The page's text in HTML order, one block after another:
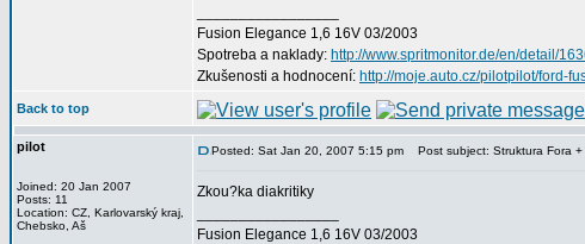
Fusion Elegance 1,6 16V 03/2003
Spotreba a naklady: http://www.spritmonitor.de/en/detail/
Zkušenosti a hodnocení: http://moje.auto.cz/pilotpilot/ford-
Back to top
pilot
Joined: 20 Jan 2007
Posts: 11
Location: CZ, Karlovarský kraj,
Chebsko, Aš
Posted: Sat Jan 20, 2007 5:15 pm Post subject: Struktura Fora +
Zkou?ka diakritiky
Fusion Elegance 1,6 16V 03/2003